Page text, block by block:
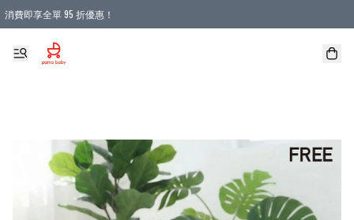
消費即享全單 95 折優惠！
購物滿 HKD 900.00即享免運費優惠！（適用於 本地送貨、本地取貨 )